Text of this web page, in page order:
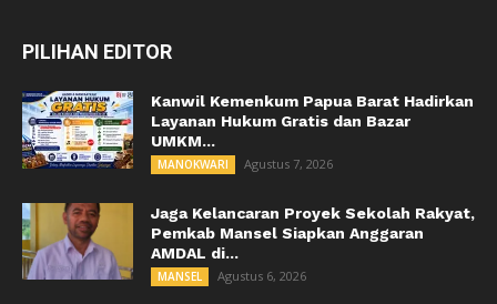
PILIHAN EDITOR
Kanwil Kemenkum Papua Barat Hadirkan
Layanan Hukum Gratis dan Bazar
UMKM...
MANOKWARI Agustus 7, 2026
Jaga Kelancaran Proyek Sekolah Rakyat,
Pemkab Mansel Siapkan Anggaran
AMDAL di...
MANSEL Agustus 6, 2026